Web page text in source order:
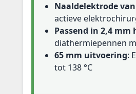
Naaldelektrode van
actieve
Passend in 2,4 mm
diathermiepennen
65 mm uitvoering:
tot 138 °C